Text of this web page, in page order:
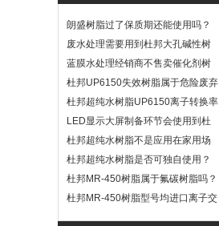
朗盛树脂过了保质期还能使用吗？
废水处理需要用到杜邦大孔碱性树
脂？
蓝膜水处理经销商不售卖催化剂树
脂
杜邦UP6150失效树脂属于危险废弃
物吗？
杜邦超纯水树脂UP6150离子转换率
高吗？
LED显示大屏制备环节会使用到杜
邦UP6040树脂吗？
杜邦超纯水树脂不是应用在家用场
景
杜邦超纯水树脂是否可独自使用？
杜邦MR-450树脂属于氟碳树脂吗？
杜邦MR-450树脂型号均进口离子交